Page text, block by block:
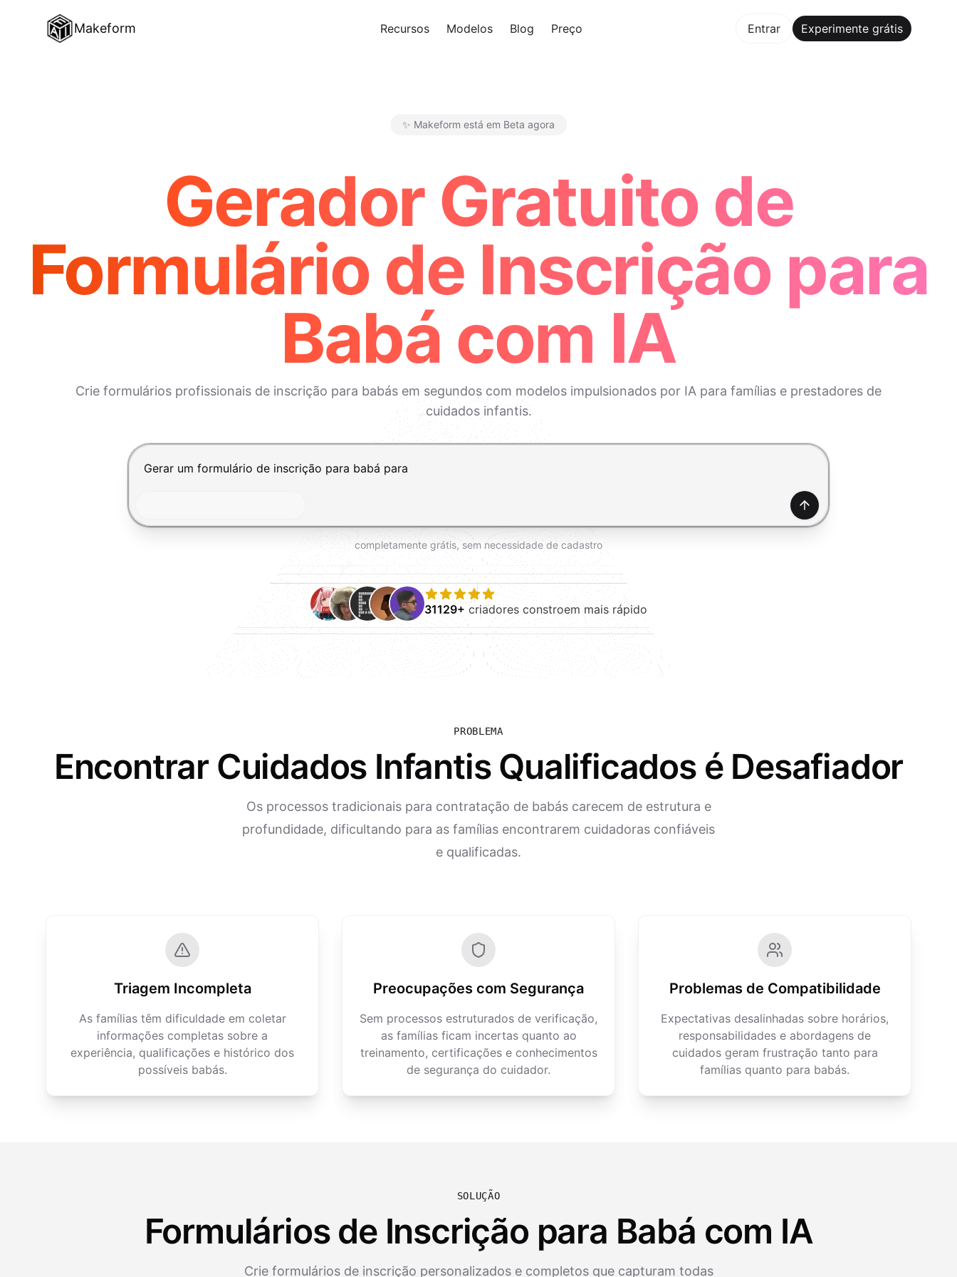
Makeform Recursos Modelos Blog Preço Entrar Experimente grátis
✨ Makeform está em Beta agora
Gerador Gratuito de
Formulário de Inscrição para
Babá com IA
Crie formulários profissionais de inscrição para babás em segundos com modelos impulsionados por IA para famílias e prestadores de
cuidados infantis.
Pressione Enter para enviar, Shift+Enter para adicionar uma nova linha
Gerar
completamente grátis, sem necessidade de cadastro
31129+ criadores constroem mais rápido
PROBLEMA
Encontrar Cuidados Infantis Qualificados é Desafiador
Os processos tradicionais para contratação de babás carecem de estrutura e
profundidade, dificultando para as famílias encontrarem cuidadoras confiáveis
e qualificadas.
Triagem Incompleta
As famílias têm dificuldade em coletar
informações completas sobre a
experiência, qualificações e histórico dos
possíveis babás.
Preocupações com Segurança
Sem processos estruturados de verificação,
as famílias ficam incertas quanto ao
treinamento, certificações e conhecimentos
de segurança do cuidador.
Problemas de Compatibilidade
Expectativas desalinhadas sobre horários,
responsabilidades e abordagens de
cuidados geram frustração tanto para
famílias quanto para babás.
SOLUÇÃO
Formulários de Inscrição para Babá com IA
Crie formulários de inscrição personalizados e completos que capturam todas